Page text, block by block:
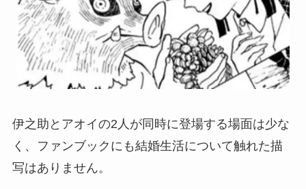
伊之助とアオイの2人が同時に登場する場面は少な
く、ファンブックにも結婚生活について触れた描
写はありません。